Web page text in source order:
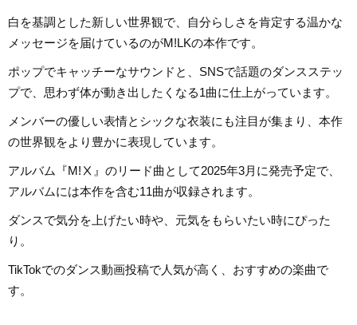
白を基調とした新しい世界観で、自分らしさを肯定する温かな
メッセージを届けているのがM!LKの本作です。
ポップでキャッチーなサウンドと、SNSで話題のダンスステッ
プで、思わず体が動き出したくなる1曲に仕上がっています。
メンバーの優しい表情とシックな衣装にも注目が集まり、本作
の世界観をより豊かに表現しています。
アルバム『M!Ⅹ』のリード曲として2025年3月に発売予定で、
アルバムには本作を含む11曲が収録されます。
ダンスで気分を上げたい時や、元気をもらいたい時にぴった
り。
TikTokでのダンス動画投稿で人気が高く、おすすめの楽曲で
す。